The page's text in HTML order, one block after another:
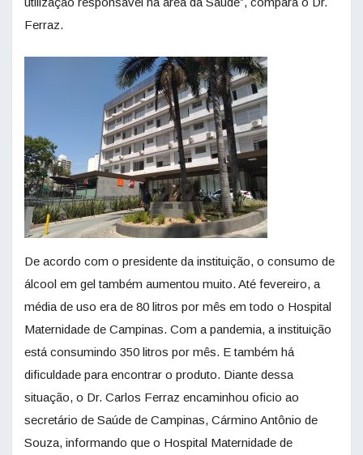
Ferraz.
De acordo com o presidente da instituição, o consumo de
álcool em gel também aumentou muito. Até fevereiro, a
média de uso era de 80 litros por mês em todo o Hospital
Maternidade de Campinas. Com a pandemia, a instituição
está consumindo 350 litros por mês. E também há
dificuldade para encontrar o produto. Diante dessa
situação, o Dr. Carlos Ferraz encaminhou oficio ao
secretário de Saúde de Campinas, Cármino Antônio de
Souza, informando que o Hospital Maternidade de